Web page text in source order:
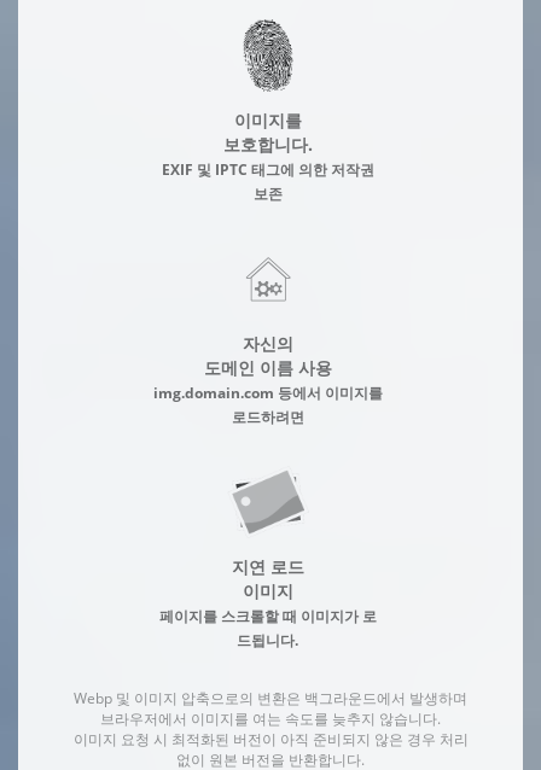
이미지를
보호합니다.
EXIF 및 IPTC 태그에 의한 저작권
보존
자신의
도메인 이름 사용
img.domain.com 등에서 이미지를
로드하려면
지연 로드
이미지
페이지를 스크롤할 때 이미지가 로
드됩니다.
Webp 및 이미지 압축으로의 변환은 백그라운드에서 발생하며
브라우저에서 이미지를 여는 속도를 늦추지 않습니다.
이미지 요청 시 최적화된 버전이 아직 준비되지 않은 경우 처리
없이 원본 버전을 반환합니다.